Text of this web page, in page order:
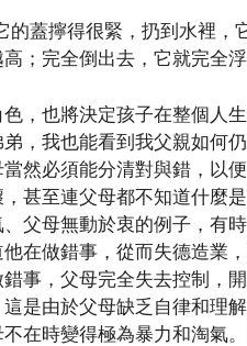
蓋擰得很緊，扔到水裡，
；完全倒出去，它就完全
，也將決定孩子在整個人生
，我也能看到我父親如何
然必須能分清對與錯，以
甚至連父母都不知道什麼
父母無動於衷的例子，有
在做錯事，從而失德造業
事，父母完全失去控制，
是由於父母缺乏自律和理
在時變得極為暴力和淘氣